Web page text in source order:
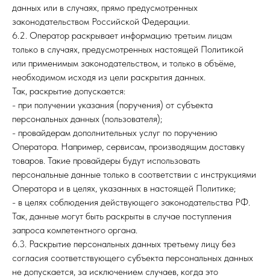
данных или в случаях, прямо предусмотренных
законодательством Российской Федерации.
6.2. Оператор раскрывает информацию третьим лицам
только в случаях, предусмотренных настоящей Политикой
или применимым законодательством, и только в объёме,
необходимом исходя из цели раскрытия данных.
Так, раскрытие допускается:
- при получении указания (поручения) от субъекта
персональных данных (пользователя);
- провайдерам дополнительных услуг по поручению
Оператора. Например, сервисам, производящим доставку
товаров. Такие провайдеры будут использовать
персональные данные только в соответствии с инструкциями
Оператора и в целях, указанных в настоящей Политике;
- в целях соблюдения действующего законодательства РФ.
Так, данные могут быть раскрыты в случае поступления
запроса компетентного органа.
6.3. Раскрытие персональных данных третьему лицу без
согласия соответствующего субъекта персональных данных
не допускается, за исключением случаев, когда это